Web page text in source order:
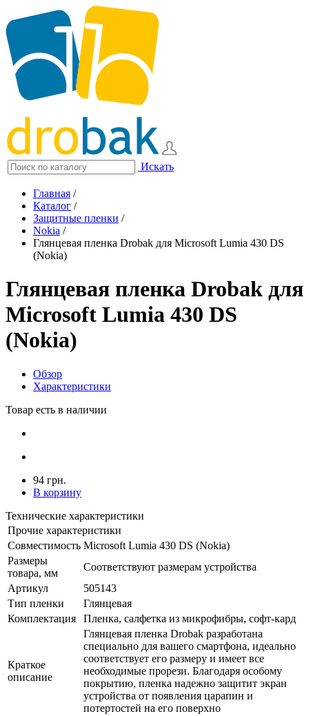
Искать
Главная /
Каталог /
Защитные пленки /
Nokia /
Глянцевая пленка Drobak для Microsoft Lumia 430 DS
(Nokia)
Глянцевая пленка Drobak для
Microsoft Lumia 430 DS
(Nokia)
Обзор
Характеристики
Товар есть в наличии
94 грн.
В корзину
Технические характеристики
Прочие характеристики
Совместимость Microsoft Lumia 430 DS (Nokia)
Размеры
товара, мм
Соответствуют размерам устройства
Артикул
505143
Тип пленки
Глянцевая
Комплектация
Пленка, салфетка из микрофибры, софт-кард
Краткое
описание
Глянцевая пленка Drobak разработана
специально для вашего смартфона, идеально
соответствует его размеру и имеет все
необходимые прорези. Благодаря особому
покрытию, пленка надежно защитит экран
устройства от появления царапин и
потертостей на его поверхно